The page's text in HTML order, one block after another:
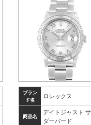
ブラン
ド名
ロレックス
商品名
デイトジャスト
ダーバード